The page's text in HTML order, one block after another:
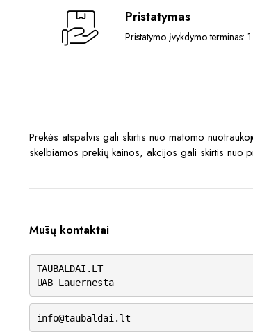
Pristatymas
Pristatymo įvykdymo terminas:
Prekės atspalvis gali skirtis nuo matomo
skelbiamos prekių kainos, akcijos gali skirtis nuo
Mūsų kontaktai
TAUBALDAI.LT
UAB Lauernesta
info@taubaldai.lt